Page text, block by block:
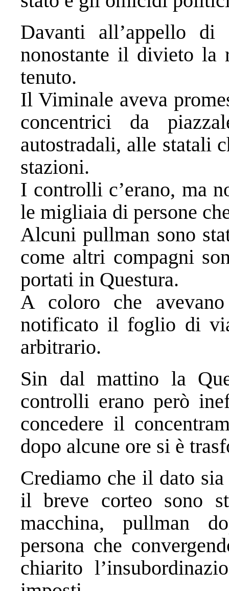
Davanti all’appello
nonostante il divieto la
tenuto.
Il Viminale aveva
concentrici da
autostradali, alle statali
stazioni.
I controlli c’erano, ma
le migliaia di persone
Alcuni pullman sono
come altri compagni
portati in Questura.
A coloro che
notificato il foglio di
arbitrario.
Sin dal mattino la
controlli erano però
concedere il
dopo alcune ore si è
Crediamo che il dato
il breve corteo sono
macchina, pullman
persona che
chiarito